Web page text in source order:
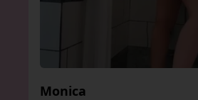
Monica